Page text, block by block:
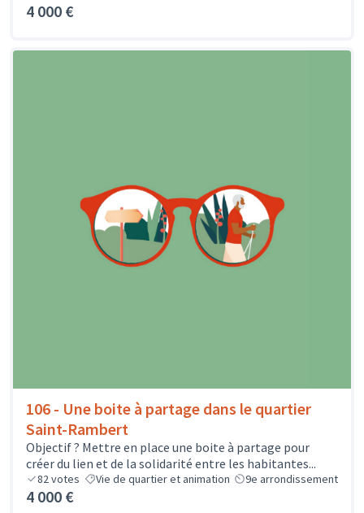
4 000 €
106 - Une boite à partage dans le quartier
Saint-Rambert
Objectif ? Mettre en place une boite à partage pour
créer du lien et de la solidarité entre les habitantes...
82votes Vie de quartier et animation 9e arrondissement
4 000 €